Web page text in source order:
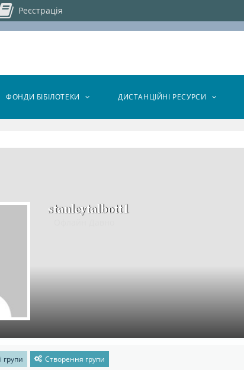
ФОНДИ БІБІЛОТЕКИ ДИСТАНЦІЙНІ РЕСУРСИ
stanleytalbott1
групи Створення групи
Реєстрація